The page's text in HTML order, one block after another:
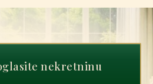
nekretninu